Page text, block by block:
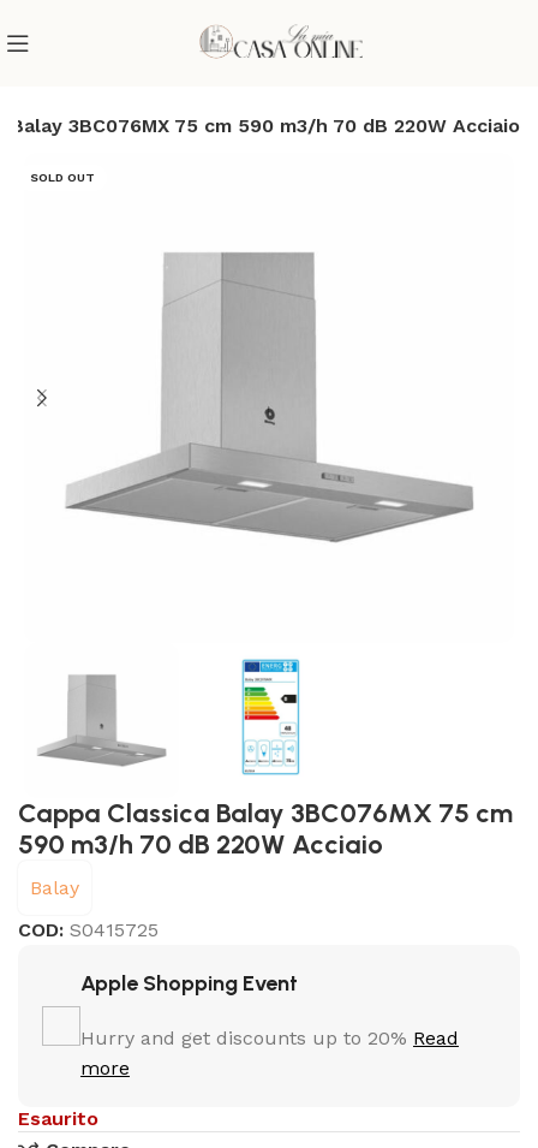
Balay 3BC076MX 75 cm 590 m3/h 70 dB 220W Acciaio
SOLD OUT
Cappa Classica Balay 3BC076MX 75 cm
590 m3/h 70 dB 220W Acciaio
Balay
COD:S0415725
Apple Shopping Event
Hurry and get discounts up to 20% Read
more
Esaurito